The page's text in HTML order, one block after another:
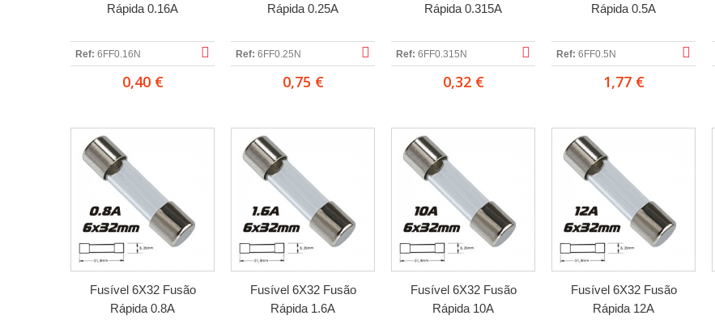
Rápida 0.16A
Ref: 6FF0.16N
0,40 €
Rápida 0.25A
Ref: 6FF0.25N
0,75 €
Rápida 0.315A
Ref: 6FF0.315N
0,32 €
Rápida 0.5A
Ref: 6FF0.5N
1,77 €
Fusível 6X32 Fusão
Rápida 0.8A
Fusível 6X32 Fusão
Rápida 1.6A
Fusível 6X32 Fusão
Rápida 10A
Fusível 6X32 Fusão
Rápida 12A